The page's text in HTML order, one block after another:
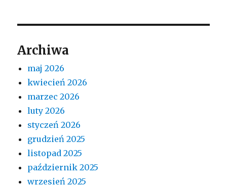
Archiwa
maj 2026
kwiecień 2026
marzec 2026
luty 2026
styczeń 2026
grudzień 2025
listopad 2025
październik 2025
wrzesień 2025